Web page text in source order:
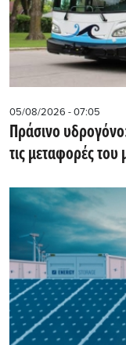
05/08/2026 - 07:05
Πράσινο
τις μεταφορές